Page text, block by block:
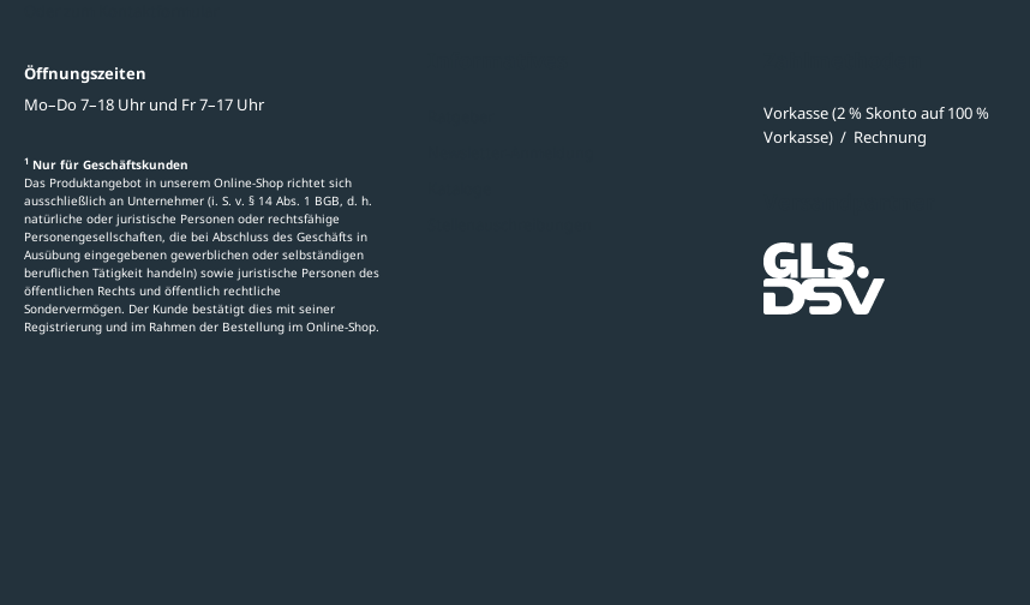
Öffnungszeiten
Mo–Do 7–18 Uhr und Fr 7–17 Uhr
1 Nur für Geschäftskunden
Das Produktangebot in unserem Online-Shop richtet sich
ausschließlich an Unternehmer (i. S. v. § 14 Abs. 1 BGB, d. h.
natürliche oder juristische Personen oder rechtsfähige
Personengesellschaften, die bei Abschluss des Geschäfts in
Ausübung eingegebenen gewerblichen oder selbständigen
beruflichen Tätigkeit handeln) sowie juristische Personen des
öffentlichen Rechts und öffentlich rechtliche
Sondervermögen. Der Kunde bestätigt dies mit seiner
Registrierung und im Rahmen der Bestellung im Online-Shop.
Vorkasse (2 % Skonto auf 100 %
Vorkasse) / Rechnung